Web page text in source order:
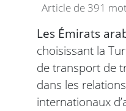
Article de 391
Les Émirats
choisissant la
de transport de
dans les
internationaux